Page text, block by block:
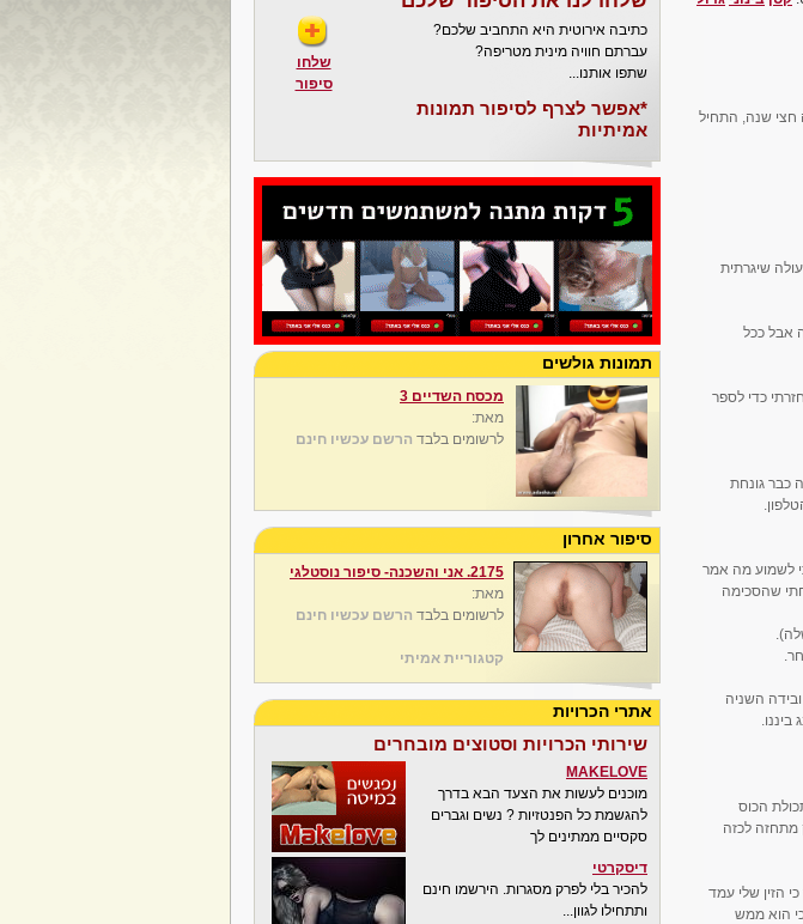
חצי שנה, התחיל
שיגרתית
אבל ככל
כדי לספר
כבר גונחת
לשמוע מה אמר
שהסכימה
השניה
הכוס
מתחזה לכזה
הזין שלי עמד
הוא ממש
כתיבה אירוטית היא התחביב שלכם?
עברתם חוויה מינית מטריפה?
שתפו אותנו...
*אפשר לצרף לסיפור תמונות
אמיתיות
שלחו
סיפור
תמונות גולשים
מכסח השדיים 3
מאת:
לרשומים בלבד הרשם עכשיו חינם
סיפור אחרון
2175. אני והשכנה- סיפור נוסטלגי
מאת:
לרשומים בלבד הרשם עכשיו חינם
קטגוריית אמיתי
אתרי הכרויות
שירותי הכרויות וסטוצים מובחרים
MAKELOVE
מוכנים לעשות את הצעד הבא בדרך
להגשמת כל הפנטזיות ? נשים וגברים
סקסיים ממתינים לך
דיסקרטי
להכיר בלי לפרק מסגרות. הירשמו חינם
ותתחילו לגוון...